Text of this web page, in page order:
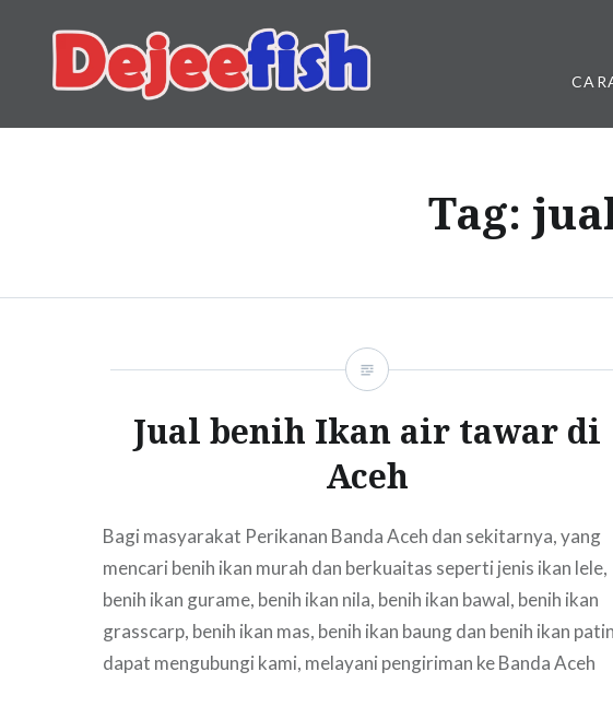
content
DEJEEFISH | PRODUSEN BENIH
Tag:
Jual benih Ikan air tawar di
Aceh
Bagi masyarakat Perikanan Banda Aceh dan sekitarnya, yang
mencari benih ikan murah dan berkuaitas seperti jenis ikan lele,
benih ikan gurame, benih ikan nila, benih ikan bawal, benih ikan
grasscarp, benih ikan mas, benih ikan baung dan benih ikan patin
dapat mengubungi kami, melayani pengiriman ke Banda Aceh